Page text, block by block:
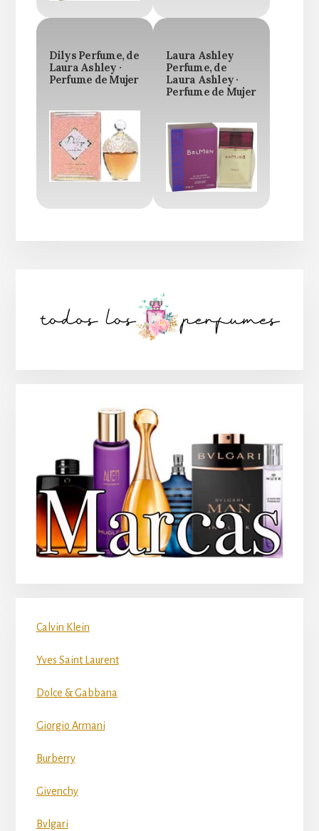
Dilys Perfume, de
Laura Ashley ·
Perfume de Mujer
Laura Ashley
Perfume, de
Laura Ashley ·
Perfume de Mujer
lateral
Calvin Klein
Yves Saint Laurent
Dolce & Gabbana
Giorgio Armani
Burberry
Givenchy
Bvlgari